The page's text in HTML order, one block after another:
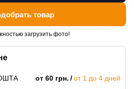
от 60 грн.
от 1 до 4 дней
товар
загрузить фото!